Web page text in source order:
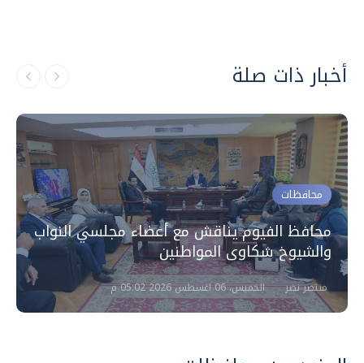
أخبار ذات صلة
محافظات
محافظ الفيوم يناقش مع أعضاء مجلسي النواب
والشيوخ شكاوى المواطنين
منتصر نضر الخميس، 06 اغسطس 2026 05:02 م